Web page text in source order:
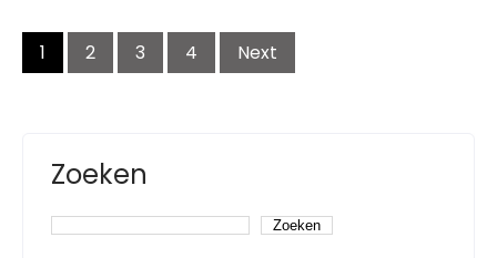
Posts
navigation
1 2 3 4 Next
Zoeken
Zoeken